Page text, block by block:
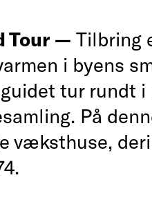
Tour — Tilbring
i byens
tur rundt
På
væksthuse,